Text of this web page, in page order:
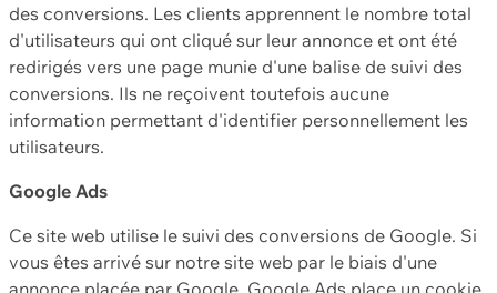
des conversions. Les clients apprennent le nombre total
d'utilisateurs qui ont cliqué sur leur annonce et ont été
redirigés vers une page munie d'une balise de suivi des
conversions. Ils ne reçoivent toutefois aucune
information permettant d'identifier personnellement les
utilisateurs.
Google Ads
Ce site web utilise le suivi des conversions de Google. Si
vous êtes arrivé sur notre site web par le biais d'une